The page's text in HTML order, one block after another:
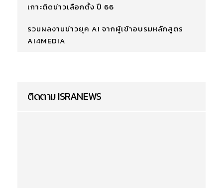
เกาะติดข่าวเลือกตั้ง ปี 66
รวมผลงานข่าวยุค AI จากผู้เข้าอบรมหลักสูตร
AI4MEDIA
ติดตาม ISRANEWS